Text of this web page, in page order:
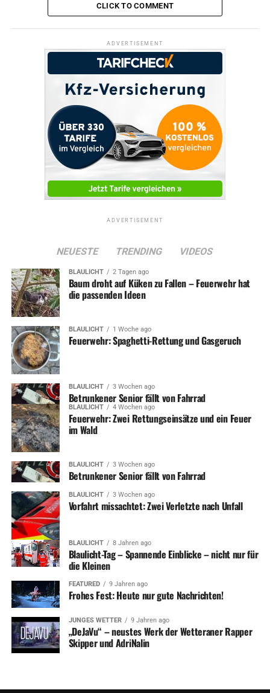
CLICK TO COMMENT
ADVERTISEMENT
ADVERTISEMENT
NEUESTE TRENDING VIDEOS
BLAULICHT 2 Tagen ago
Baum droht auf Küken zu Fallen – Feuerwehr hat
die passenden Ideen
BLAULICHT 1 Woche ago
Feuerwehr: Spaghetti-Rettung und Gasgeruch
BLAULICHT 3 Wochen ago
Betrunkener Senior fällt von Fahrrad
BLAULICHT 4 Wochen ago
Feuerwehr: Zwei Rettungseinsätze und ein Feuer
im Wald
BLAULICHT 3 Wochen ago
Betrunkener Senior fällt von Fahrrad
BLAULICHT 3 Wochen ago
Vorfahrt missachtet: Zwei Verletzte nach Unfall
BLAULICHT 8 Jahren ago
Blaulicht-Tag – Spannende Einblicke – nicht nur für
die Kleinen
FEATURED 9 Jahren ago
Frohes Fest: Heute nur gute Nachrichten!
JUNGES WETTER 9 Jahren ago
„DeJaVu“ – neustes Werk der Wetteraner Rapper
Skipper und AdriNalin